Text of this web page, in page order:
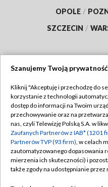
OPOLE /
SZCZECIN /
Abonament TVP
Emisja w TVP
Centrum informacji TVP
Naziemna Telewizja
Szanujemy Twoją prywatność
Kliknij "Akceptuję i przechodzę do
korzystanie z technologii
dostęp do informacji na Twoim
przechowywanie oraz na
nas, czyli Telewizję Polską S.A. w
Zaufanych Partnerów z IAB* (1201
Partnerów TVP (93 firm), w celach
zautomatyzowanego dopasowania
mierzenia ich skuteczności) i
także zgody na udostępnianie przez